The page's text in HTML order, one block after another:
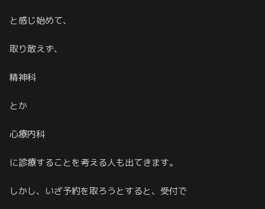
と感じ始めて、
取り敢えず、
精神科
とか
心療内科
に診療することを考える人も出てきます。
しかし、いざ予約を取ろうとすると、受付で